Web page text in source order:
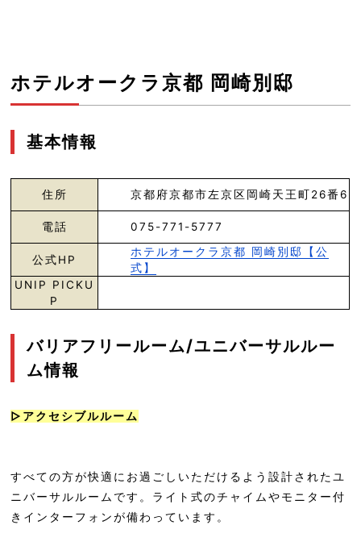
ホテルオークラ京都 岡崎別邸
基本情報
住所 京都府京都市左京区岡崎天王町26番6
電話 075-771-5777
公式HP
ホテルオークラ京都 岡崎別邸【公
式】
UNIP PICKU
P
バリアフリールーム/ユニバーサルルー
ム情報
▷アクセシブルルーム
すべての方が快適にお過ごしいただけるよう設計されたユ
ニバーサルルームです。ライト式のチャイムやモニター付
きインターフォンが備わっています。